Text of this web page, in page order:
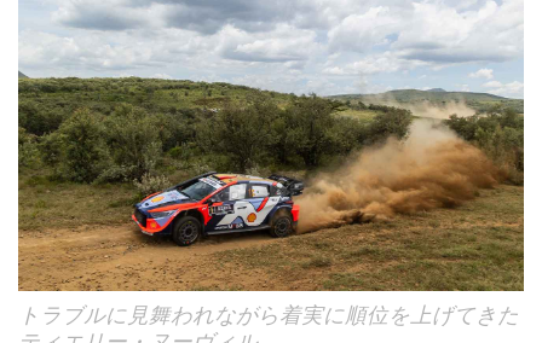
トラブルに見舞われながら着実に順位を上げてきた